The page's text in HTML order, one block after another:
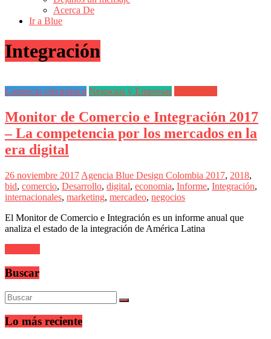
Colombia
Revista
iBlue
Marketing
de
Mercadeo
y
Medios
de
la
Agencia
Blue
Design
Colombia
y
sus
filiales
en
América
Latina
|
Una
mirada
y
Acerca De
Ir a Blue
Integración
Comercio electrónico Negocios y Empresas
Monitor de Comercio e Integración 2017
– La competencia por los mercados en la
era digital
26 noviembre 2017 Agencia Blue Design Colombia 2017, 2018,
bid, comercio, Desarrollo, digital, economia, Informe, Integración,
internacionales, marketing, mercadeo, negocios
El Monitor de Comercio e Integración es un informe anual que
analiza el estado de la integración de América Latina
Buscar
Lo más reciente